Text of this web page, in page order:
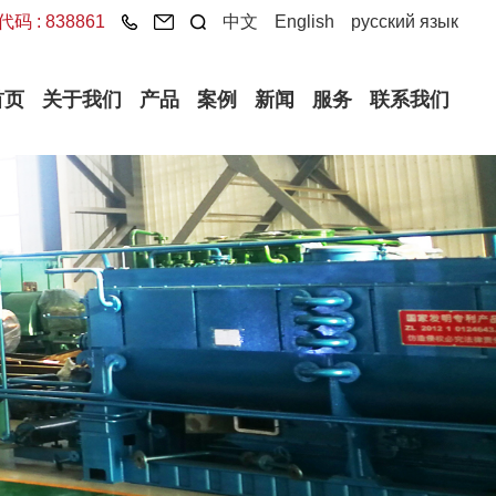
码 : 838861 中文 English русский язык
页 关于我们 产品 案例 新闻 服务 联系我们